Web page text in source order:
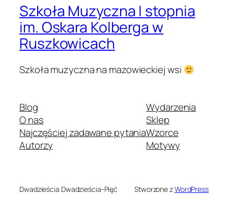
Szkoła Muzyczna I stopnia
im. Oskara Kolberga w
Ruszkowicach
Szkoła muzyczna na mazowieckiej wsi
Blog
O nas
Najczęściej zadawane pytania
Autorzy
Wydarzenia
Sklep
Wzorce
Motywy
Dwadzieścia Dwadzieścia-Pięć Stworzone zWordPress